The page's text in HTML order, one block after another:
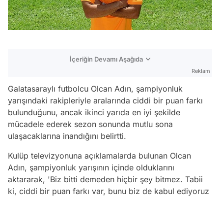
İçeriğin Devamı Aşağıda
Reklam
Galatasaraylı futbolcu Olcan Adın, şampiyonluk
yarışındaki rakipleriyle aralarında ciddi bir puan farkı
bulunduğunu, ancak ikinci yarıda en iyi şekilde
mücadele ederek sezon sonunda mutlu sona
ulaşacaklarına inandığını belirtti.
Kulüp televizyonuna açıklamalarda bulunan Olcan
Adın, şampiyonluk yarışının içinde olduklarını
aktararak, 'Biz bitti demeden hiçbir şey bitmez. Tabii
ki, ciddi bir puan farkı var, bunu biz de kabul ediyoruz